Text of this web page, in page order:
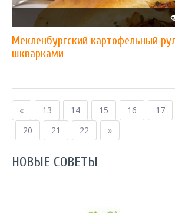
Мекленбургский картофельный
шкварками
« 13 14 15 16 17
20
21 22 »
НОВЫЕ СОВЕТЫ